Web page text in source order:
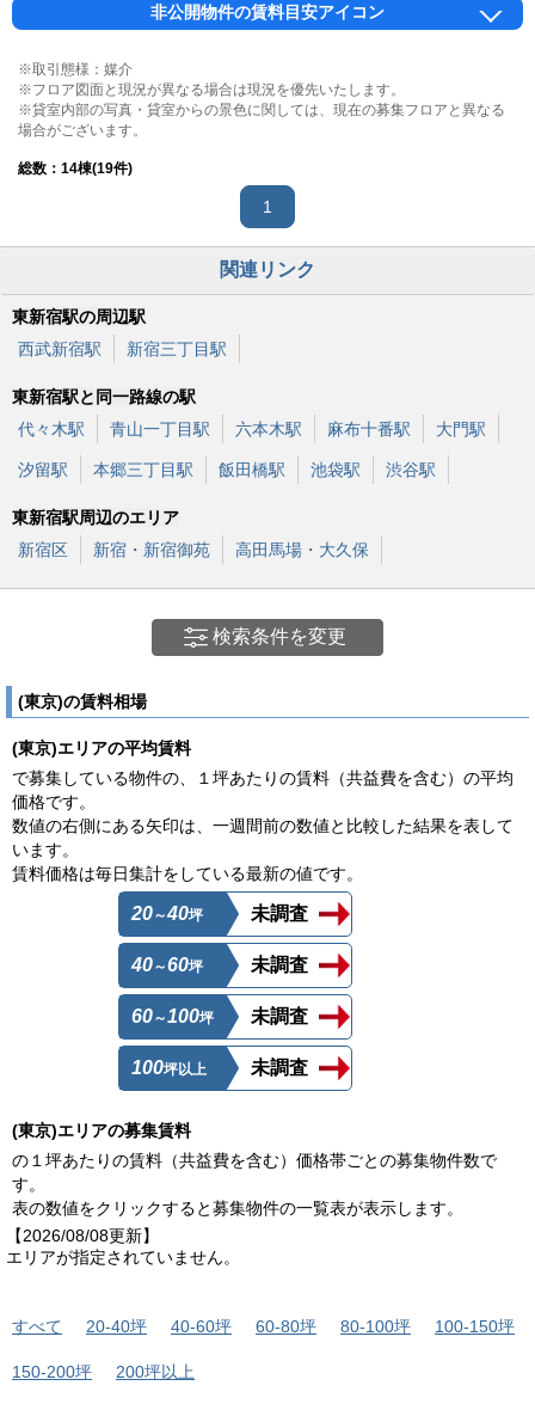
非公開物件の賃料目安アイコン
※取引態様：媒介
※フロア図面と現況が異なる場合は現況を優先いたします。
※貸室内部の写真・貸室からの景色に関しては、現在の募集フロアと異なる
場合がございます。
総数： 14棟(19件)
1
関連リンク
東新宿駅の周辺駅
西武新宿駅
新宿三丁目駅
東新宿駅と同一路線の駅
代々木駅
青山一丁目駅 六本木駅 麻布十番駅 大門駅
汐留駅 本郷三丁目駅 飯田橋駅 池袋駅 渋谷駅
東新宿駅周辺のエリア
新宿区
新宿・新宿御苑 高田馬場・大久保
検索条件を変更
(東京)の賃料相場
(東京)エリアの平均賃料
で募集している物件の、１坪あたりの賃料（共益費を含む）の平均
価格です。
数値の右側にある矢印は、一週間前の数値と比較した結果を表して
います。
賃料価格は毎日集計をしている最新の値です。
20～40坪 未調査
40～60坪 未調査
60～100坪 未調査
100坪以上 未調査
(東京)エリアの募集賃料
の１坪あたりの賃料（共益費を含む）価格帯ごとの募集物件数で
す。
表の数値をクリックすると募集物件の一覧表が表示します。
【2026/08/08更新】
エリアが指定されていません。
すべて 20-40坪 40-60坪 60-80坪 80-100坪 100-150坪
150-200坪 200坪以上